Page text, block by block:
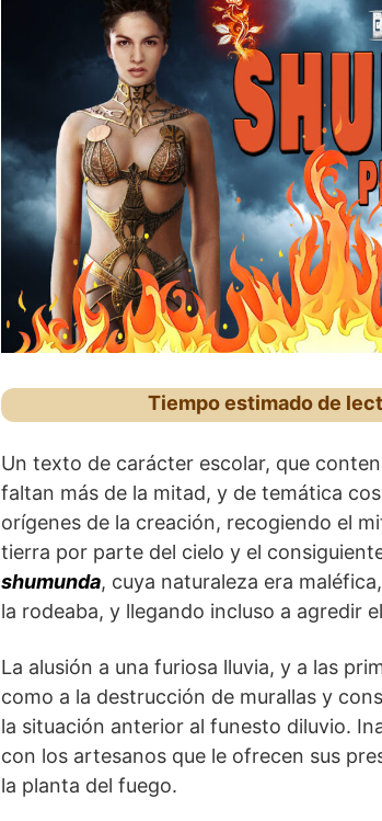
Tiempo estimado de
Un texto de carácter escolar, que
faltan más de la mitad, y de temática
orígenes de la creación, recogiendo el
tierra por parte del cielo y el
shumunda, cuya naturaleza era
la rodeaba, y llegando incluso a agredir
La alusión a una furiosa lluvia, y a las
como a la destrucción de murallas y
la situación anterior al funesto diluvio.
con los artesanos que le ofrecen sus
la planta del fuego.